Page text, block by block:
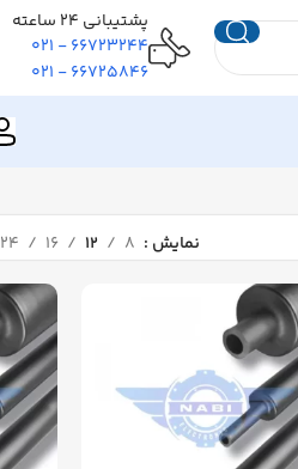
پشتیبانی ۲۴ ساعته
۶۶۷۲۳۲۴۴ - ۰۲۱
۶۶۷۲۵۸۴۶ - ۰۲۱
نمایش ۸ ۱۲ ۱۶ ۲۴